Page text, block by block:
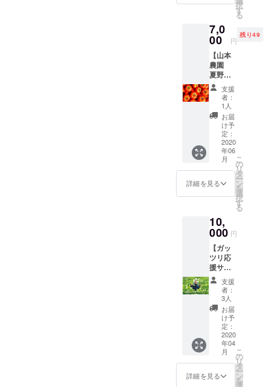
ダ 材
・お礼
状 農家
と料理
人がコ
ラボし
た自信
作で
す。 春
菊を主
役にし
たミー
ルキッ
トは、
ワクワ
クする
春菊の
新しい
ただけ
ます。
調理も
簡単
で、手
間いら
ずの
セット
内容で
す。
ペース
ト・ド
レッシ
ングは
保存料
を使用
してい
択
す
る
7,0
00 円
残り49
【山本
農園
夏野
菜】
コース
・トマ
ト2kg
・お礼
状 定評
をいた
だいて
いる農
園のト
マトで
す。
「みや
境にや
さしい
農産物
認証」
（農
薬・化
学肥料
使用１/
２以
下）の
特別栽
培トマ
ト。 美
味しさ
を追求
し摘熟
のタイ
支援
者：
1人
お届
け予
定：
2020
年06
月
詳細を見る
こ
の
リ
タ
ー
ン
を
選
択
す
る
10,
000 円
【ガッ
ツリ応
援サ
ポー
ター】
コース
・ミー
ルキッ
トのレ
シピへ
ご支援
者様の
お名前
記載
ご希望
支援
者：
3人
お届
け予
定：
2020
年04
月
詳細を見る
こ
の
リ
タ
ー
ン
を